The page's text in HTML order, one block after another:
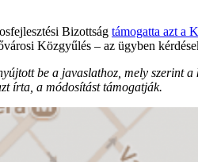
Bizottság támogatta azt a
Közgyűlés – az ügyben
be a javaslathoz, mely szerint
írta, a módosítást támogatják.